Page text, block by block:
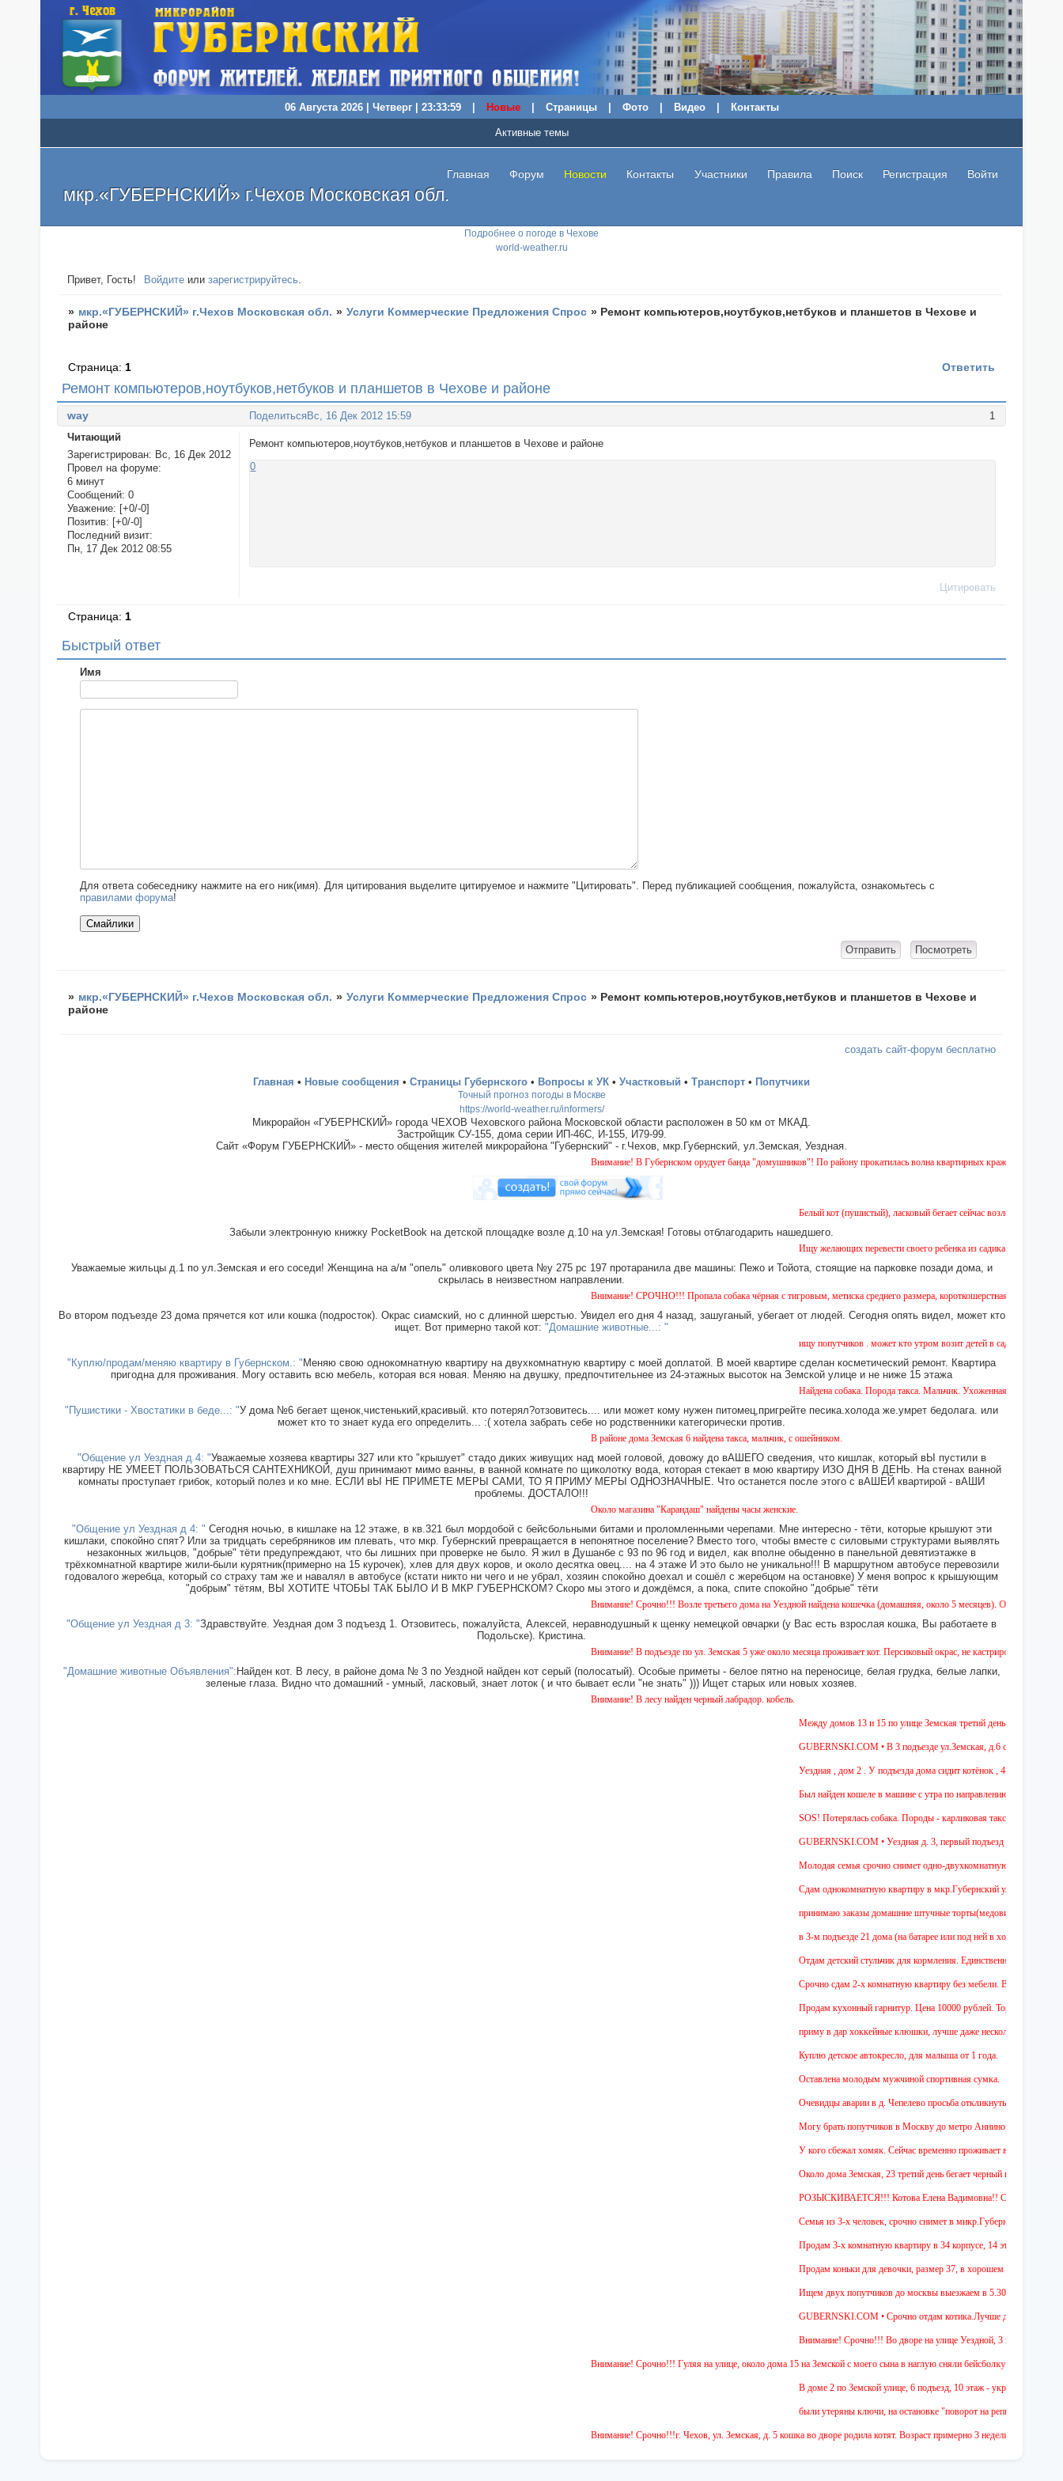
06 Августа 2026 | Четверг | 23:34:00 Новые Страницы Фото Видео Контакты
Подробнее о погоде в Чехове
world-weather.ru
мкр.«ГУБЕРНСКИЙ» г.Чехов Московская обл.
Главная Форум Новости Контакты Участники Правила Поиск Регистрация Войти
Активные темы
Привет, Гость! Войдите илизарегистрируйтесь.
» мкр.«ГУБЕРНСКИЙ» г.Чехов Московская обл. » Услуги Коммерческие Предложения Спрос » Ремонт компьютеров,ноутбуков,нетбуков и планшетов в Чехове и
районе
Ремонт компьютеров,ноутбуков,нетбуков и планшетов в Чехове и районе
Страница: 1 Ответить
Поделиться 1
Вс, 16 Дек 2012 15:59
way
Читающий
Зарегистрирован: Вс, 16 Дек 2012
Провел на форуме:
6 минут
Сообщений: 0
Уважение: [+0/-0]
Позитив: [+0/-0]
Последний визит:
Пн, 17 Дек 2012 08:55
Ремонт компьютеров,ноутбуков,нетбуков и планшетов в Чехове и районе
0
Цитировать
Страница: 1
Быстрый ответ
Имя
Для ответа собеседнику нажмите на его ник(имя). Для цитирования выделите цитируемое и нажмите "Цитировать". Перед публикацией сообщения, пожалуйста, ознакомьтесь с
правилами форума!
» мкр.«ГУБЕРНСКИЙ» г.Чехов Московская обл. » Услуги Коммерческие Предложения Спрос » Ремонт компьютеров,ноутбуков,нетбуков и планшетов в Чехове и
районе
создать сайт-форум бесплатно
Главная • Новые сообщения • Страницы Губернского • Вопросы к УК • Участковый • Транспорт • Попутчики
Точный прогноз погоды в Москве
https://world-weather.ru/informers/
Микрорайон «ГУБЕРНСКИЙ» города ЧЕХОВ Чеховского района Московской области расположен в 50 км от МКАД.
Застройщик СУ-155, дома серии ИП-46С, И-155, И79-99.
Сайт «Форум ГУБЕРНСКИЙ» - место общения жителей микрорайона "Губернский" - г.Чехов, мкр.Губернский, ул.Земская, Уездная.
Внимание! В Губернском орудует банда "домушников"! По району прокатилась волна квартирных краж, будьте бдительны!
Белый кот (пушистый), ласковый бегает сейчас возле дома № 2 на
Забыли электронную книжку PocketBook на детской площадке возле д.10 на ул.Земская! Готовы отблагодарить нашедшего.
Ищу желающих перевести своего ребенка из садика №11 в садик №
Уважаемые жильцы д.1 по ул.Земская и его соседи! Женщина на а/м "опель" оливкового цвета №у 275 рс 197 протаранила две машины: Пежо и Тойота, стоящие на парковке позади дома, и
скрылась в неизвестном направлении.
Внимание! СРОЧНО!!! Пропала собака чёрная с тигровым, метиска среднего размера, короткошерстная. Собака пугливая, не
Во втором подъезде 23 дома прячется кот или кошка (подросток). Окрас сиамский, но с длинной шерстью. Увидел его дня 4 назад, зашуганый, убегает от людей. Сегодня опять видел, может кто
ищет. Вот примерно такой кот: "Домашние животные...: "
ищу попутчиков . может кто утром возит детей в сад или в школу в
"Куплю/продам/меняю квартиру в Губернском.: " Меняю свою однокомнатную квартиру на двухкомнатную квартиру с моей доплатой. В моей квартире сделан косметический ремонт. Квартира
пригодна для проживания. Могу оставить всю мебель, которая вся новая. Меняю на двушку, предпочтительнее из 24-этажных высоток на Земской улице и не ниже 15 этажа
Найдена собака. Порода такса. Мальчик. Ухоженная с ошейником.
"Пушистики - Хвостатики в беде...: "У дома №6 бегает щенок,чистенький,красивый. кто потерял?отзовитесь.... или может кому нужен питомец,пригрейте песика.холода же.умрет бедолага. или
может кто то знает куда его определить... :( хотела забрать себе но родственники категорически против.
В районе дома Земская 6 найдена такса, мальчик, с ошейником.
"Общение ул Уездная д 4: "Уважаемые хозяева квартиры 327 или кто "крышует" стадо диких живущих над моей головой, довожу до вАШЕГО сведения, что кишлак, который вЫ пустили в
квартиру НЕ УМЕЕТ ПОЛЬЗОВАТЬСЯ САНТЕХНИКОЙ, душ принимают мимо ванны, в ванной комнате по щиколотку вода, которая стекает в мою квартиру ИЗО ДНЯ В ДЕНЬ. На стенах ванной
комнаты проступает грибок, который полез и ко мне. ЕСЛИ вЫ НЕ ПРИМЕТЕ МЕРЫ САМИ, ТО Я ПРИМУ МЕРЫ ОДНОЗНАЧНЫЕ. Что останется после этого с вАШЕЙ квартирой - вАШИ
проблемы. ДОСТАЛО!!!
Около магазина "Карандаш" найдены часы женские.
"Общение ул Уездная д 4: " Сегодня ночью, в кишлаке на 12 этаже, в кв.321 был мордобой с бейсбольными битами и проломленными черепами. Мне интересно - тёти, которые крышуют эти
кишлаки, спокойно спят? Или за тридцать серебряников им плевать, что мкр. Губернский превращается в непонятное поселение? Вместо того, чтобы вместе с силовыми структурами выявлять
незаконных жильцов, "добрые" тёти предупреждают, что бы лишних при проверке не было. Я жил в Душанбе с 93 по 96 год и видел, как вполне обыденно в панельной девятиэтажке в
трёхкомнатной квартире жили-были курятник(примерно на 15 курочек), хлев для двух коров, и около десятка овец.... на 4 этаже И это было не уникально!!! В маршрутном автобусе перевозили
годовалого жеребца, который со страху там же и навалял в автобусе (кстати никто ни чего и не убрал, хозяин спокойно доехал и сошёл с жеребцом на остановке) У меня вопрос к крышующим
"добрым" тётям, ВЫ ХОТИТЕ ЧТОБЫ ТАК БЫЛО И В МКР ГУБЕРНСКОМ? Скоро мы этого и дождёмся, а пока, спите спокойно "добрые" тёти
Внимание! Срочно!!! Возле третьего дома на Уездной найдена кошечка (домашняя, около 5 месяцев). Окрас - камышовый, на
"Общение ул Уездная д 3: "Здравствуйте. Уездная дом 3 подъезд 1. Отзовитесь, пожалуйста, Алексей, неравнодушный к щенку немецкой овчарки (у Вас есть взрослая кошка, Вы работаете в
Подольске). Кристина.
Внимание! В подъезде по ул. Земская 5 уже около месяца проживает кот. Персиковый окрас, не кастрирован, возраст менее
"Домашние животные Объявления": Найден кот. В лесу, в районе дома № 3 по Уездной найден кот серый (полосатый). Особые приметы - белое пятно на переносице, белая грудка, белые лапки,
зеленые глаза. Видно что домашний - умный, ласковый, знает лоток ( и что бывает если "не знать" ))) Ищет старых или новых хозяев.
Внимание! В лесу найден черный лабрадор. кобель.
Между домов 13 и 15 по улице Земская третий день бегает собака
GUBERNSKI.COM • В 3 подъезде ул.Земская, д.6 сидит очень
Уездная , дом 2 . У подъезда дома сидит котёнок , 4-5 мес ,
Был найден кошеле в машине с утра по направлению в
SOS! Потерялась собака. Породы - карликовая такса. Уважаемые
GUBERNSKI.COM • Уездная д. 3, первый подъезд сидит
Молодая семья срочно снимет одно-двухкомнатную квартиру на
Cдам однокомнатную квартиру в мкр.Губернский ул.Земская.
принимаю заказы домашние штучные торты(медовик, муравейник,
в 3-м подъезде 21 дома (на батарее или под ней в холле) тоскует и
Отдам детский стульчик для кормления. Единственный минус - нет
Срочно сдам 2-х комнатную квартиру без мебели. В Чехове буду
Продам кухонный гарнитур. Цена 10000 рублей. Торг уместен.
приму в дар хоккейные клюшки, лучше даже несколько:)
Куплю детское автокресло, для малыша от 1 года.
Оставлена молодым мужчиной спортивная сумка.
Очевидцы аварии в д. Чепелево просьба откликнуться.
Могу брать попутчиков в Москву до метро Аннино. Отъезд 6.45 от
У кого сбежал хомяк. Сейчас временно проживает в 48 квартире (9
Около дома Земская, 23 третий день бегает черный гладкошерстый
РОЗЫСКИВАЕТСЯ!!! Котова Елена Вадимовна!! СРОЧНО
Семья из 3-х человек, срочно снимет в микр.Губернский 1 или 2-х
Продам 3-х комнатную квартиру в 34 корпусе, 14 этаж, общ. пл. 88
Продам коньки для девочки, размер 37, в хорошем состоянии.
Ищем двух попутчиков до москвы выезжаем в 5.30-5.45 и обратно в
GUBERNSKI.COM • Срочно отдам котика.Лучше для проживания в
Внимание! Срочно!!! Во дворе на улице Уездной, 3 найден щенок.
Внимание! Срочно!!! Гуляя на улице, около дома 15 на Земской с моего сына в наглую сняли бейсболку и убежали 2
В доме 2 по Земской улице, 6 подъезд, 10 этаж - украли детский
были утеряны ключи, на остановке "поворот на репниково". кто
Внимание! Срочно!!!г. Чехов, ул. Земская, д. 5 кошка во дворе родила котят. Возраст примерно 3 недели.